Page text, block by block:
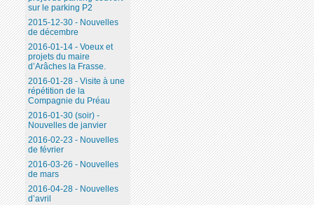
sur le parking P2
2015-12-30 - Nouvelles
de décembre
2016-01-14 - Voeux et
projets du maire
d’Arâches la Frasse.
2016-01-28 - Visite à une
répétition de la
Compagnie du Préau
2016-01-30 (soir) -
Nouvelles de janvier
2016-02-23 - Nouvelles
de février
2016-03-26 - Nouvelles
de mars
2016-04-28 - Nouvelles
d’avril